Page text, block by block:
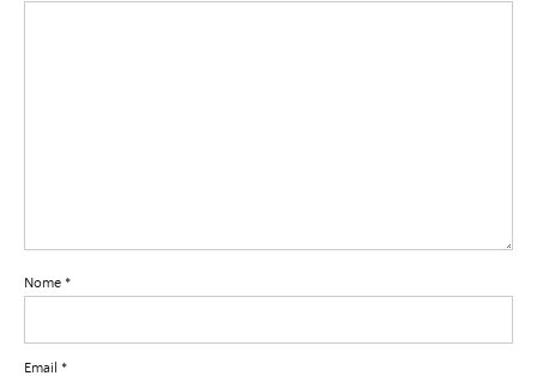
Nome *
Email *